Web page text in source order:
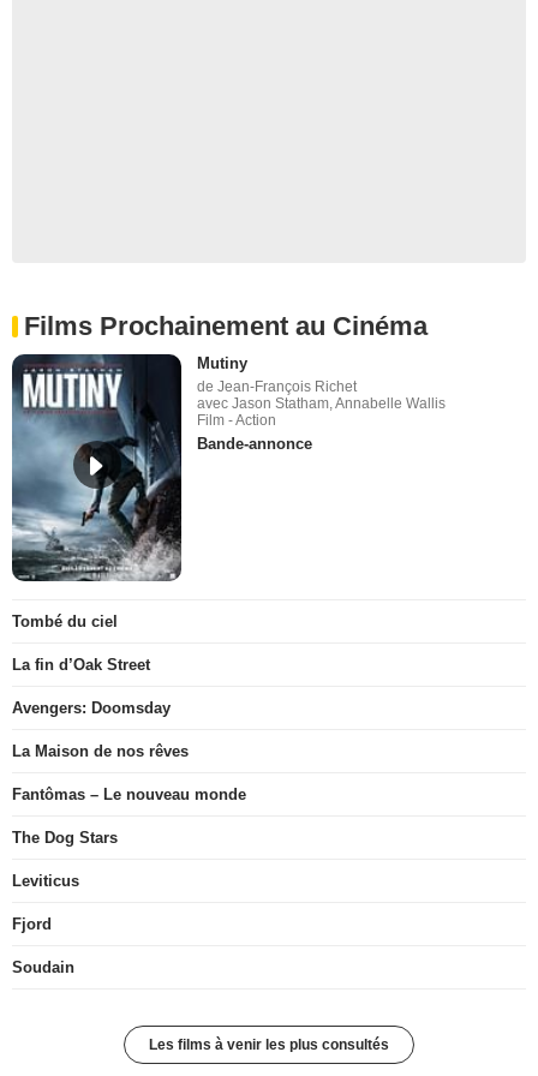
Films Prochainement au Cinéma
Mutiny
de Jean-François Richet
avec Jason Statham, Annabelle Wallis
Film - Action
Bande-annonce
Tombé du ciel
La fin d’Oak Street
Avengers: Doomsday
La Maison de nos rêves
Fantômas – Le nouveau monde
The Dog Stars
Leviticus
Fjord
Soudain
Les films à venir les plus consultés